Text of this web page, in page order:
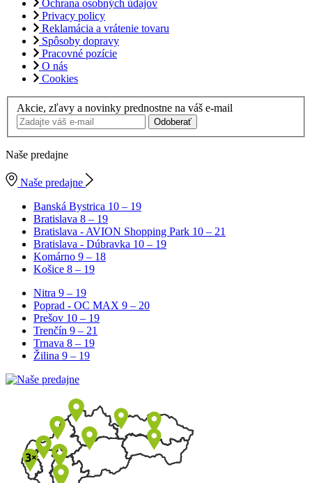
Ochrana osobných údajov
Privacy policy
Reklamácia a vrátenie tovaru
Spôsoby dopravy
Pracovné pozície
O nás
Cookies
Akcie, zľavy a novinky prednostne na váš e-mail
Odoberať
Naše predajne
Naše predajne
Banská Bystrica 10 – 19
Bratislava 8 – 19
Bratislava - AVION Shopping Park 10 – 21
Bratislava - Dúbravka 10 – 19
Komárno 9 – 18
Košice 8 – 19
Nitra 9 – 19
Poprad - OC MAX 9 – 20
Prešov 10 – 19
Trenčín 9 – 21
Trnava 8 – 19
Žilina 9 – 19